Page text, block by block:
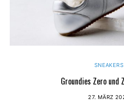
SNEAKERS
Groundies Zero und
27. MÄRZ